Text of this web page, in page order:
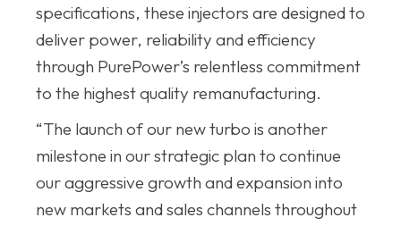
specifications, these injectors are designed to
deliver power, reliability and efficiency
through PurePower’s relentless commitment
to the highest quality remanufacturing.
“The launch of our new turbo is another
milestone in our strategic plan to continue
our aggressive growth and expansion into
new markets and sales channels throughout